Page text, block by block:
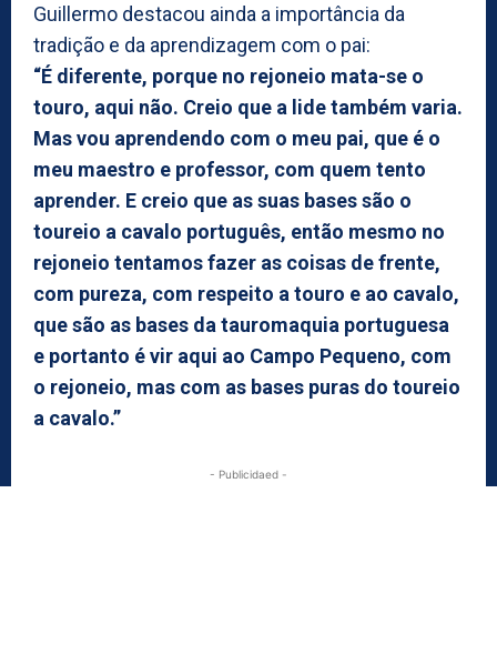
Guillermo destacou ainda a importância da
tradição e da aprendizagem com o pai:
“É diferente, porque no rejoneio mata-se o
touro, aqui não. Creio que a lide também varia.
Mas vou aprendendo com o meu pai, que é o
meu maestro e professor, com quem tento
aprender. E creio que as suas bases são o
toureio a cavalo português, então mesmo no
rejoneio tentamos fazer as coisas de frente,
com pureza, com respeito a touro e ao cavalo,
que são as bases da tauromaquia portuguesa
e portanto é vir aqui ao Campo Pequeno, com
o rejoneio, mas com as bases puras do toureio
a cavalo.”
- Publicidaed -